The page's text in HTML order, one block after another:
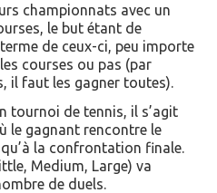
championnats avec un
le but étant de
de ceux-ci, peu importe
courses ou pas (par
il faut les gagner toutes).
tournoi de tennis, il s’agit
le gagnant rencontre le
la confrontation finale.
Medium, Large) va
de duels.